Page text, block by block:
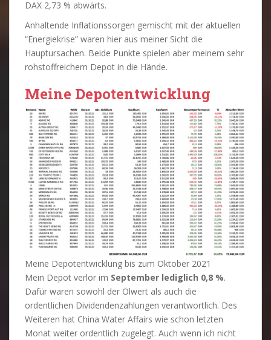
DAX 2,73 % abwärts.
Anhaltende Inflationssorgen gemischt mit der aktuellen
“Energiekrise” waren hier aus meiner Sicht die
Hauptursachen. Beide Punkte spielen aber meinem sehr
rohstoffreichem Depot in die Hände.
Meine Depotentwicklung
Meine Depotentwicklung bis zum Oktober 2021
Mein Depot verlor im September lediglich 0,8 %.
Dafür waren sowohl der Ölwert als auch die
ordentlichen Dividendenzahlungen verantwortlich. Des
Weiteren hat China Water Affairs wie schon letzten
Monat weiter ordentlich zugelegt. Auch wenn ich nicht